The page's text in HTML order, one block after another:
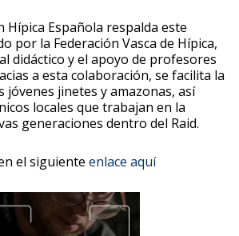
Hípica Española respalda este
por la Federación Vasca de Hípica,
didáctico y el apoyo de profesores
a esta colaboración, se facilita la
jóvenes jinetes y amazonas, así
locales que trabajan en la
generaciones dentro del Raid.
el siguiente enlace aquí